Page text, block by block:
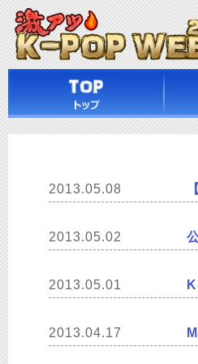
2013.05.08
2013.05.02
2013.05.01
2013.04.17